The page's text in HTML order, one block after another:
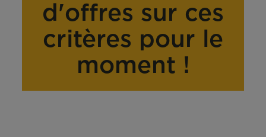
d'offres sur ces
critères pour le
moment !